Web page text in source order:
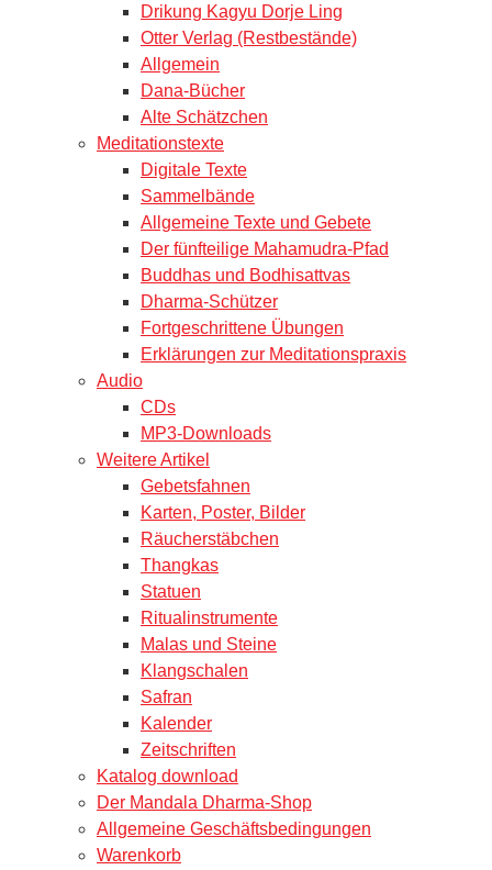
Drikung Kagyu Dorje Ling
Otter Verlag (Restbestände)
Allgemein
Dana-Bücher
Alte Schätzchen
Meditationstexte
Digitale Texte
Sammelbände
Allgemeine Texte und Gebete
Der fünfteilige Mahamudra-Pfad
Buddhas und Bodhisattvas
Dharma-Schützer
Fortgeschrittene Übungen
Erklärungen zur Meditationspraxis
Audio
CDs
MP3-Downloads
Weitere Artikel
Gebetsfahnen
Karten, Poster, Bilder
Räucherstäbchen
Thangkas
Statuen
Ritualinstrumente
Malas und Steine
Klangschalen
Safran
Kalender
Zeitschriften
Katalog download
Der Mandala Dharma-Shop
Allgemeine Geschäftsbedingungen
Warenkorb